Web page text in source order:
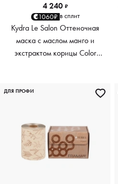
4 240 ₽
1060₽ в сплит
Kydra Le Salon Оттеночная
маска с маслом манго и
экстрактом корицы Color
ДЛЯ ПРОФИ